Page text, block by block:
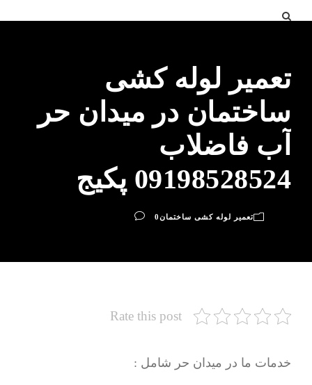
تعمیر لوله کشی
ساختمان در میدان حر
آب فاضلاب
09198528524 پکیج
تعمیر لوله کشی ساختمان0
Rate this post
خدمات ما در میدان حر شامل :